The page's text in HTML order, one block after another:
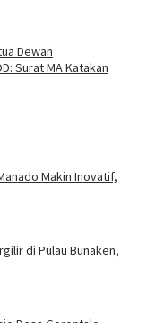
Dewan
Surat MA Katakan
Makin Inovatif,
di Pulau Bunaken,